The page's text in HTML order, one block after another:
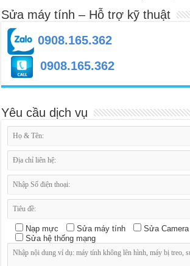
Sửa máy tính – Hỗ trợ kỹ thuật
0908.165.362
0908.165.362
Yêu cầu dịch vụ
Nạp mực Sửa máy tính
Sửa Camera
Sửa hệ thống mạng